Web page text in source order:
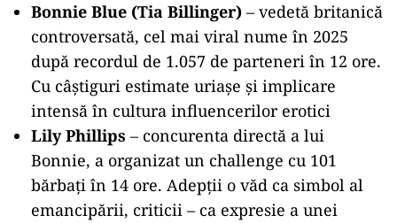
Bonnie Blue (Tia Billinger) – vedetă britanică
controversată, cel mai viral nume în 2025
după recordul de 1.057 de parteneri în 12 ore.
Cu câștiguri estimate uriașe și implicare
intensă în cultura influencerilor erotici
Lily Phillips – concurenta directă a lui
Bonnie, a organizat un challenge cu 101
bărbați în 14 ore. Adepții o văd ca simbol al
emancipării, criticii – ca expresie a unei